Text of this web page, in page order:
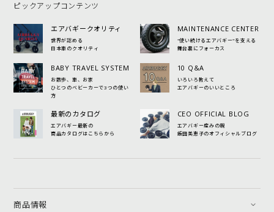
ピックアップコンテンツ
エアバギークオリティ
世界が認める
日本車のクオリティ
MAINTENANCE CENTER
"使い続けるエアバギー"を支える
舞台裏にフォーカス
BABY TRAVEL SYSTEM
お散歩、車、お家
ひとつのベビーカーで3つの使い
方
10 Q&A
いろいろ教えて
エアバギーのいいところ
最新のカタログ
エアバギー最新の
商品カタログはこちらから
CEO OFFICIAL BLOG
エアバギー産みの親
飯田美恵子のオフィシャルブログ
商品情報